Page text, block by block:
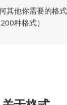
其他你需要的格
种格式）